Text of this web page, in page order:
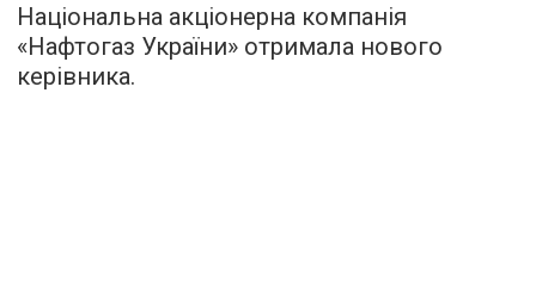
Національна акціонерна компанія
«Нафтогаз України» отримала нового
керівника.